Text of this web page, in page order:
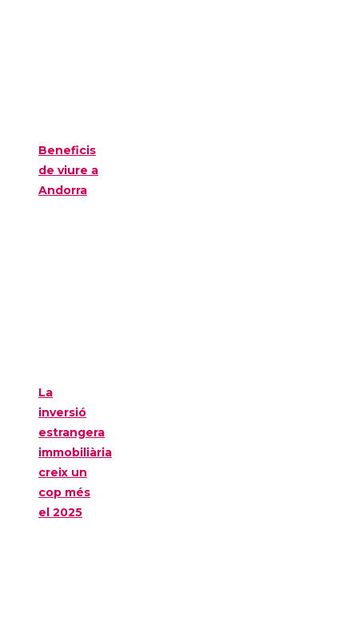
Beneficis
de viure a
Andorra
La
inversió
estrangera
immobiliària
creix un
cop més
el 2025